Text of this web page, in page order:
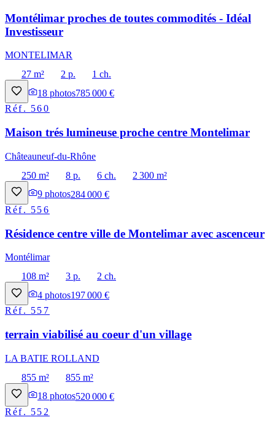
Montélimar proches de toutes commodités - Idéal
Investisseur
MONTELIMAR
27 m²
2 p.
1 ch.
18 photos785 000 €
Réf. 560
Maison trés lumineuse proche centre Montelimar
Châteauneuf-du-Rhône
250 m²
8 p. 6 ch.
2 300 m²
9 photos284 000 €
Réf. 556
Résidence centre ville de Montelimar avec ascenceur
Montélimar
108 m²
3 p.
2 ch.
4 photos197 000 €
Réf. 557
terrain viabilisé au coeur d'un village
LA BATIE ROLLAND
855 m²
855 m²
18 photos520 000 €
Réf. 552